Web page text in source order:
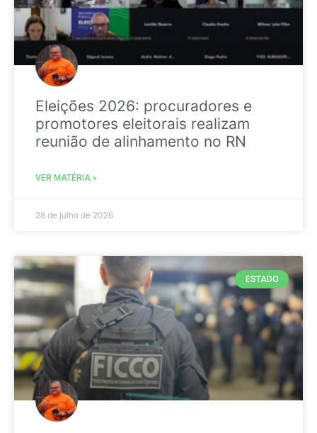
Eleições 2026: procuradores e
promotores eleitorais realizam
reunião de alinhamento no RN
VER MATÉRIA »
28 de julho de 2026
ESTADO